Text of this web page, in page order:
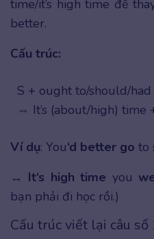
time/it’s high time để
better.
Cấu trúc:
S + ought to/should/
⇔ It’s (about/high) time
Ví dụ: You‘d better go to
↔ It‘s high time you
bạn phải đi học rồi.)
Cấu trúc viết lại câu số